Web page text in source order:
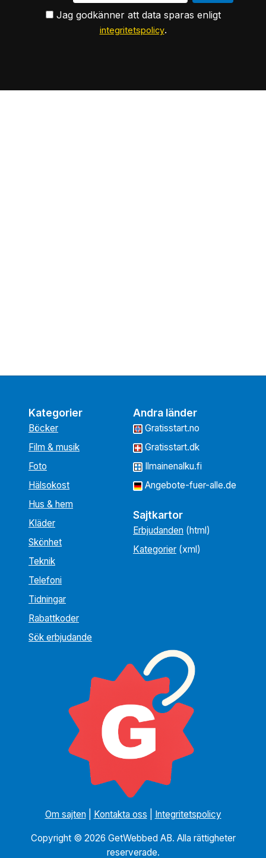
Jag godkänner att data sparas enligt
integritetspolicy.
Kategorier
Böcker
Film & musik
Foto
Hälsokost
Hus & hem
Kläder
Skönhet
Teknik
Telefoni
Tidningar
Rabattkoder
Sök erbjudande
Andra länder
Gratisstart.no
Gratisstart.dk
Ilmainenalku.fi
Angebote-fuer-alle.de
Sajtkartor
Erbjudanden (html)
Kategorier (xml)
Om sajten Kontakta oss Integritetspolicy
Copyright © 2026 GetWebbed AB. Alla rättigheter
reserverade.